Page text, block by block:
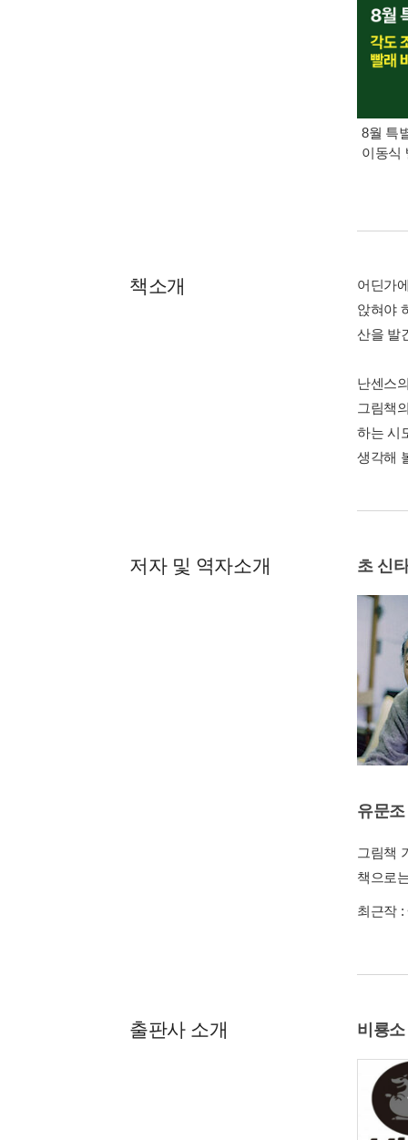
8월 특
이동식
책소개
어딘가
앉혀야
산을 발
난센스
그림책
하는 시
생각해
저자 및 역자소개 초 신
유문조
그림책
책으로
최근작 :
출판사 소개 비룡소